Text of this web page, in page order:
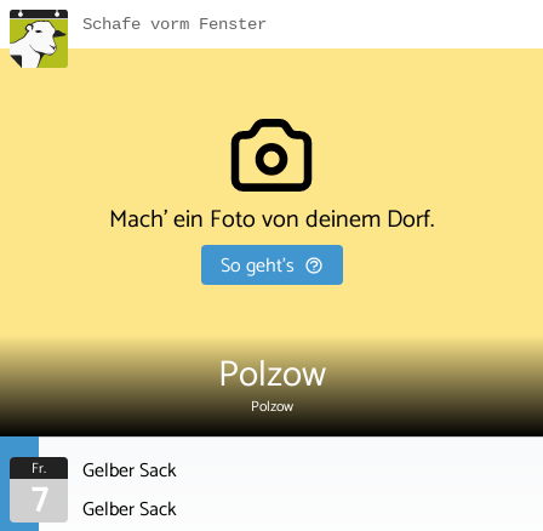
Schafe vorm Fenster
Mach' ein Foto von deinem Dorf.
So geht's
Polzow
Polzow
Fr.
7
Gelber Sack
Gelber Sack